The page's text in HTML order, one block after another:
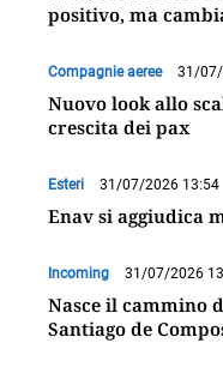
positivo, ma
Compagnie aeree 31/
Nuovo look allo
crescita dei pax
Esteri 31/07/2026 13:54
Enav si aggiudica
Incoming 31/07/2026
Nasce il cammino
Santiago de